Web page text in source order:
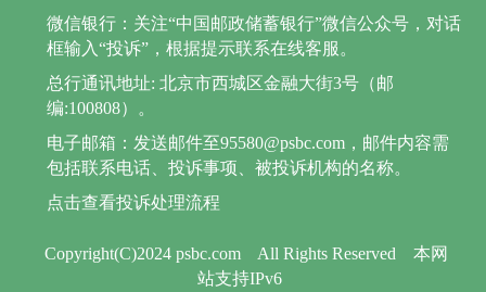
Copyright(C)2024 psbc.com All Rights Reserved
本网
站支持IPv6
微信银行：关注“中国邮政储蓄银行”微信公众号，对话
框输入“投诉”，根据提示联系在线客服。
总行通讯地址: 北京市西城区金融大街3号（邮
编:100808）。
电子邮箱：发送邮件至95580@psbc.com，邮件内容需
包括联系电话、投诉事项、被投诉机构的名称。
点击查看投诉处理流程